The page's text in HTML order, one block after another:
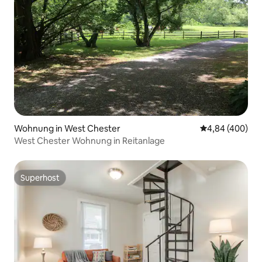
Wohnung in West Chester
4,84 (400)
West Chester Wohnung in Reitanlage
Superhost
Superhost